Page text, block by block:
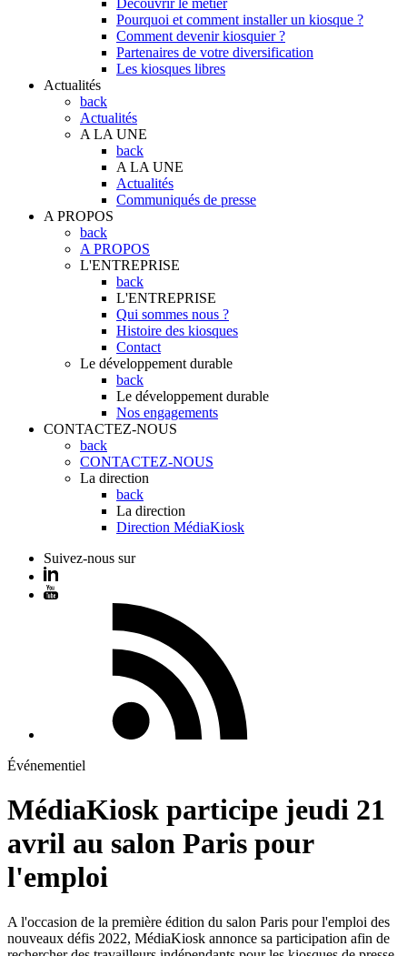
Découvrir le métier
Pourquoi et comment installer un kiosque ?
Comment devenir kiosquier ?
Partenaires de votre diversification
Les kiosques libres
Actualités
back
Actualités
A LA UNE
back
A LA UNE
Actualités
Communiqués de presse
A PROPOS
back
A PROPOS
L'ENTREPRISE
back
L'ENTREPRISE
Qui sommes nous ?
Histoire des kiosques
Contact
Le développement durable
back
Le développement durable
Nos engagements
CONTACTEZ-NOUS
back
CONTACTEZ-NOUS
La direction
back
La direction
Direction MédiaKiosk
Suivez-nous sur
Événementiel
MédiaKiosk participe jeudi 21
avril au salon Paris pour
l'emploi
A l'occasion de la première édition du salon Paris pour l'emploi des
nouveaux défis 2022, MédiaKiosk annonce sa participation afin de